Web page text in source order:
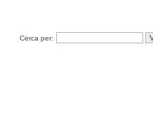
Cerca per: